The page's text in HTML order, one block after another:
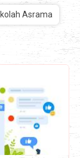
Asrama